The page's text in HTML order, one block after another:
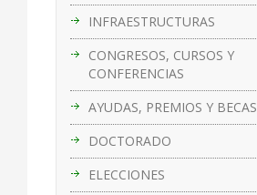
INFRAESTRUCTURAS
CONGRESOS, CURSOS Y
CONFERENCIAS
AYUDAS, PREMIOS Y BECAS
DOCTORADO
ELECCIONES